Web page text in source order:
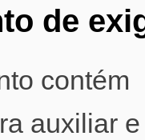
de
contém
auxiliar